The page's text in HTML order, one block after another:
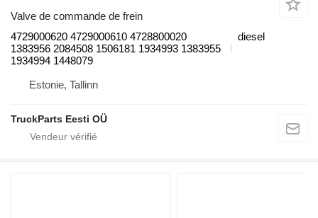
Valve de commande de frein
4729000620 4729000610 4728800020
1383956 2084508 1506181 1934993 1383955
1934994 1448079
diesel
Estonie, Tallinn
TruckParts Eesti OÜ